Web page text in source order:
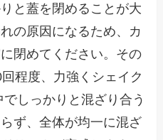
と蓋を閉めることが大
の原因になるため、カ
閉めてください。その
程度、力強くシェイク
しっかりと混ざり合う
ず、全体が均一に混ざ